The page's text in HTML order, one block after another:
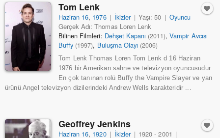
Tom Lenk
Haziran 16, 1976 | İkizler | Yaşı: 50 | Oyuncu
Gerçek Adı: Thomas Loren Lenk
Bilinen Filmleri: Dehşet Kapanı (2011),Vampir Avcısı
Buffy (1997), Buluşma Olayı (2006)
Tom Lenk Thomas Loren Tom Lenk d 16 Haziran
1976 bir Amerikan sahne ve televizyon oyuncusudur
En çok tanınan rolü Buffy the Vampire Slayer ve yan
ürünü Angel televizyon dizilerindeki Andrew Wells karakteridir ...
Geoffrey Jenkins
Haziran 16, 1920 | İkizler | 1920 - 2001 |